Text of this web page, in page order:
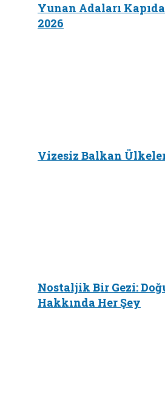
Yunan Adaları
2026
Vizesiz Balkan
Nostaljik Bir Gezi:
Hakkında Her Şey